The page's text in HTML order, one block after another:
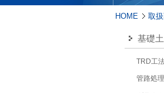
HOME 取
基礎
TRD工
管路処